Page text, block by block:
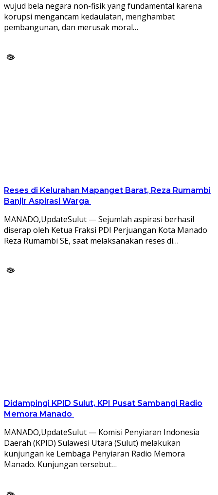
wujud bela negara non-fisik yang fundamental karena
korupsi mengancam kedaulatan, menghambat
pembangunan, dan merusak moral…
Reses di Kelurahan Mapanget Barat, Reza Rumambi
Banjir Aspirasi Warga
MANADO,UpdateSulut — Sejumlah aspirasi berhasil
diserap oleh Ketua Fraksi PDI Perjuangan Kota Manado
Reza Rumambi SE, saat melaksanakan reses di…
Didampingi KPID Sulut, KPI Pusat Sambangi Radio
Memora Manado
MANADO,UpdateSulut — Komisi Penyiaran Indonesia
Daerah (KPID) Sulawesi Utara (Sulut) melakukan
kunjungan ke Lembaga Penyiaran Radio Memora
Manado. Kunjungan tersebut…